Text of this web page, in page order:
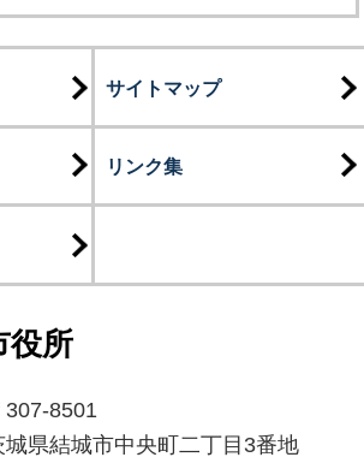
サイトマップ
リンク集
役所
307-8501
城県結城市中央町二丁目3番地